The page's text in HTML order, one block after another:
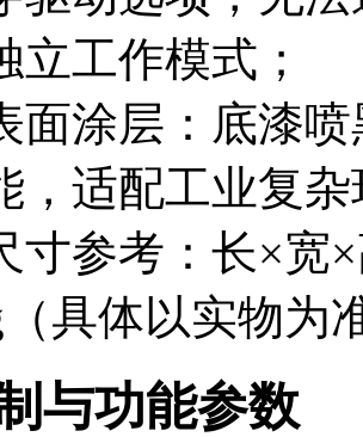
立工作模式；
面涂层：底漆
，适配工业复
寸参考：长×宽
（具体以实物为
与功能参数